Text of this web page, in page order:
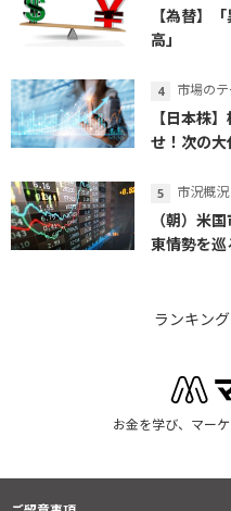
【為替】
高」
市場のテ
【日本株
せ！次の
市況概況
（朝）米
東情勢を
ランキン
お金を学び、マー